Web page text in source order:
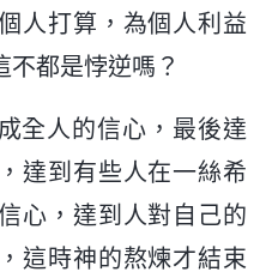
人打算，為個人利益
不都是悖逆嗎？
全人的信心，最後達
達到有些人在一絲希
心，達到人對自己的
這時神的熬煉才結束